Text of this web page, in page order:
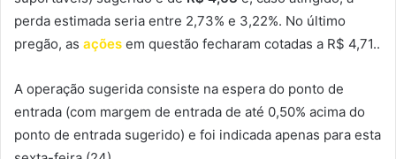
perda estimada seria entre 2,73% e 3,22%. No último
pregão, as ações em questão fecharam cotadas a R$ 4,71..
A operação sugerida consiste na espera do ponto de
entrada (com margem de entrada de até 0,50% acima do
ponto de entrada sugerido) e foi indicada apenas para esta